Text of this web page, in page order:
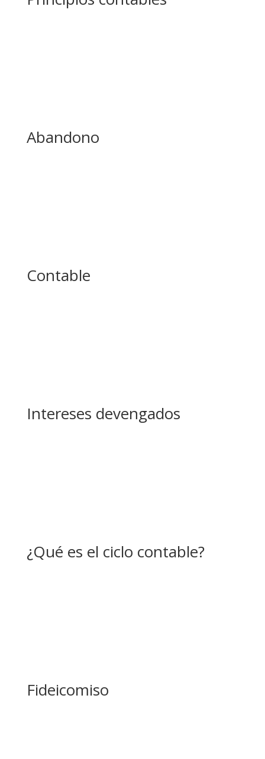
Abandono
Contable
Intereses devengados
¿Qué es el ciclo contable?
Fideicomiso